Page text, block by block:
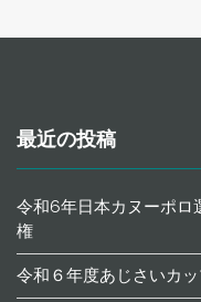
最近の投稿
令和6年日本カヌーポ
権
令和６年度あじさいカ